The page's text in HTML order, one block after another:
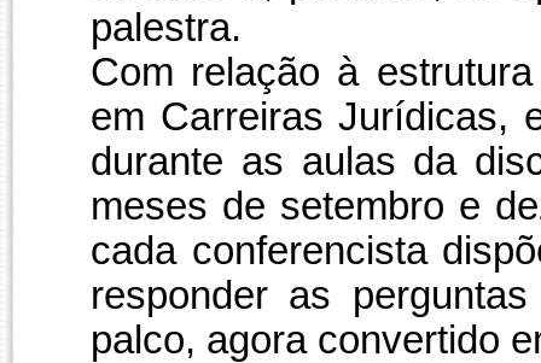
palestra.
Com relação à
em Carreiras Jurídicas,
durante as aulas da
meses de setembro e
cada conferencista
responder as
palco, agora convertido